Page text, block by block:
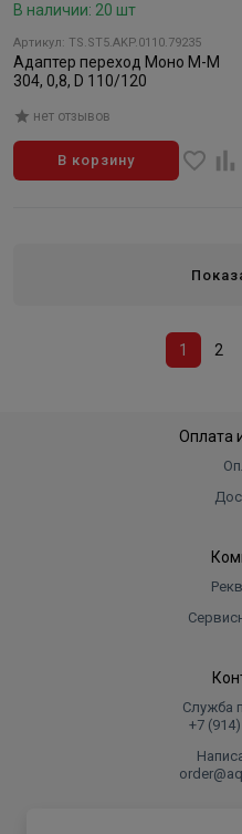
В наличии: 20 шт
Артикул: TS.ST5.AKP.0110.79235
Адаптер переход Моно М-М
304, 0,8, D 110/120
нет отзывов
В корзину
1 2
Оплата
Служба
+7 (914)